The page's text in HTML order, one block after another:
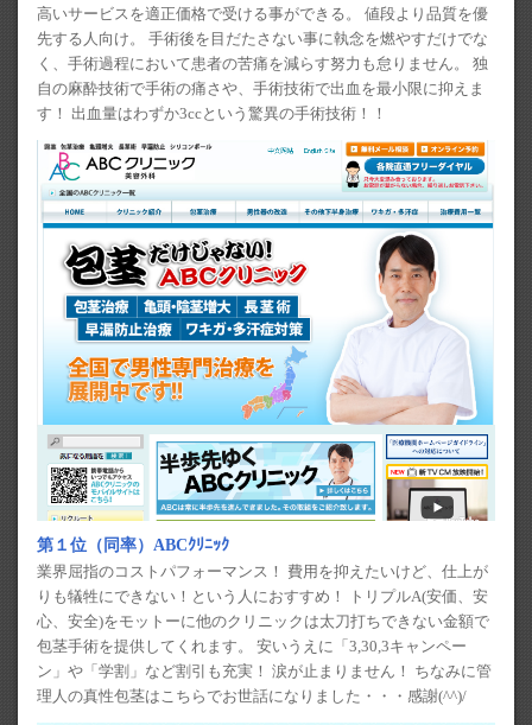
高いサービスを適正価格で受ける事ができる。 値段より品質を優
先する人向け。 手術後を目だたさない事に執念を燃やすだけでな
く、手術過程において患者の苦痛を減らす努力も怠りません。 独
自の麻酔技術で手術の痛さや、手術技術で出血を最小限に抑えま
す！ 出血量はわずか3ccという驚異の手術技術！！
第１位（同率）ABCｸﾘﾆｯｸ
業界屈指のコストパフォーマンス！ 費用を抑えたいけど、仕上が
りも犠牲にできない！という人におすすめ！ トリプルA(安価、安
心、安全)をモットーに他のクリニックは太刀打ちできない金額で
包茎手術を提供してくれます。 安いうえに「3,30,3キャンペー
ン」や「学割」など割引も充実！ 涙が止まりません！ ちなみに管
理人の真性包茎はこちらでお世話になりました・・・感謝(^^)/